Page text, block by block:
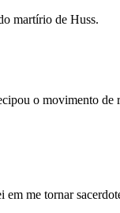
martírio de Huss.
o movimento de
me tornar